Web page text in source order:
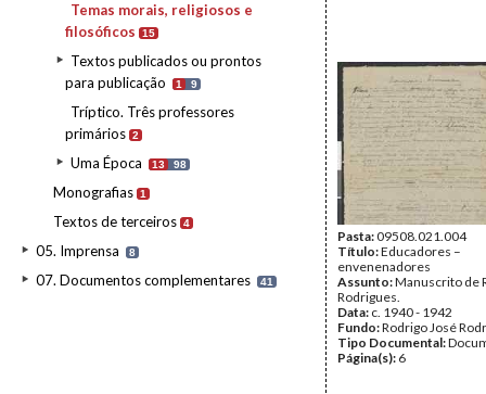
Temas morais, religiosos e
filosóficos
15
Textos publicados ou prontos
para publicação
1 9
Tríptico. Três professores
primários 2
Uma Época 13 98
Monografias 1
Textos de terceiros 4
05. Imprensa 8
07. Documentos complementares 41
Pasta:09508.021.004
Título:Educadores –
envenenadores
Assunto:Manuscrito de
Rodrigues.
Data: c. 1940 - 1942
Fundo:Rodrigo José
Tipo Documental:
Página(s): 6